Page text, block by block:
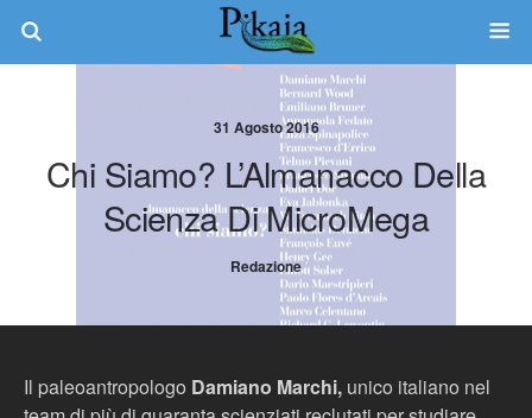
31 Agosto 2016
Chi Siamo? L’Almanacco Della
Scienza Di MicroMega
Redazione
Il paleoantropologo Damiano Marchi, unico italiano nel